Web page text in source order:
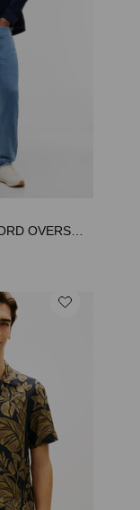
Erkek TJM BRICK CORD OVERSHIRT EXT DM0DM21698-THC1G